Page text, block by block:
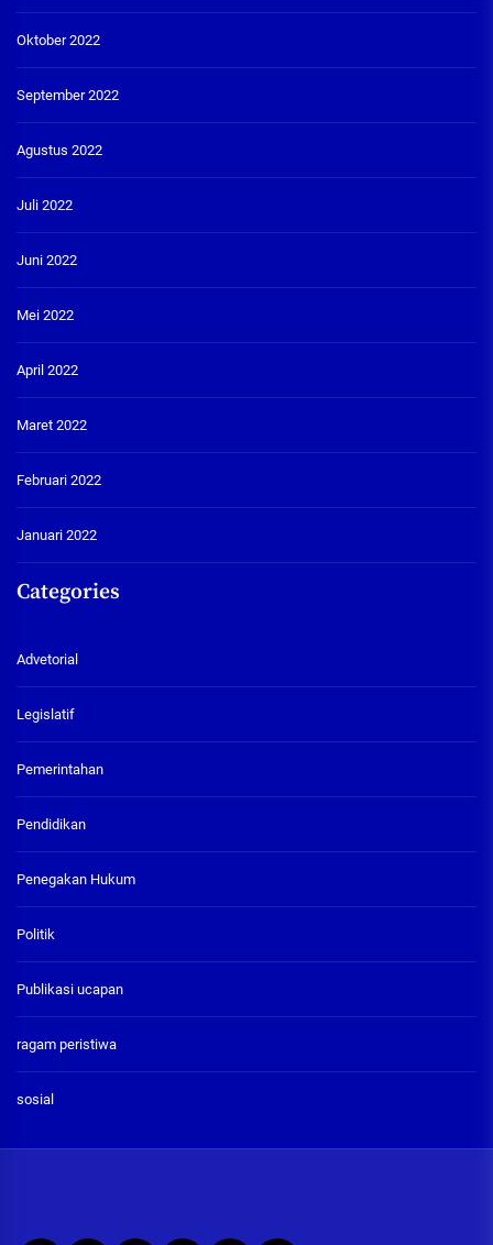
Oktober 2022
September 2022
Agustus 2022
Juli 2022
Juni 2022
Mei 2022
April 2022
Maret 2022
Februari 2022
Januari 2022
Categories
Advetorial
Legislatif
Pemerintahan
Pendidikan
Penegakan Hukum
Politik
Publikasi ucapan
ragam peristiwa
sosial